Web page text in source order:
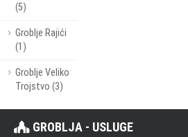
(5)
Groblje Rajići
(1)
Groblje Veliko
Trojstvo (3)
GROBLJA - USLUGE